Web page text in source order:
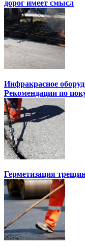
дорог имеет смысл
Инфракрасное
Рекомендации по
Герметизация